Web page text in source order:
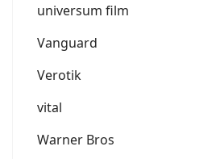
universum film
Vanguard
Verotik
vital
Warner Bros